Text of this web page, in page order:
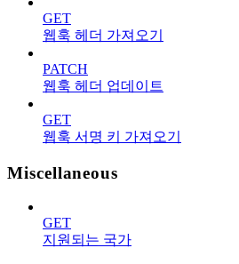
GET
웹훅 헤더 가져오기
PATCH
웹훅 헤더 업데이트
GET
웹훅 서명 키 가져오기
Miscellaneous
GET
지원되는 국가